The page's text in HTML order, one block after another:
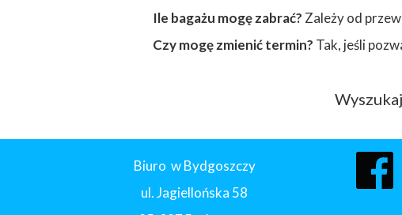
Ile bagażu mogę zabrać? Zależy od
Czy mogę zmienić termin? Tak, jeśli
Biuro w Bydgoszczy
ul. Jagiellońska 58